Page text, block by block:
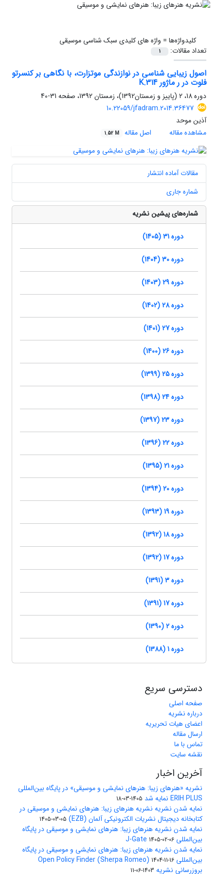
کلیدواژه‌ها = واژه های کلیدی سبک شناسی موسیقى
تعداد مقالات:
1
اصول زیبایی ‌شناسی در نوازندگی موتزارت، با نگاهی بر کنسرتو
فلوت در ر ماژور K.314
دوره 18، 2 (پاییز و زمستان1392)، زمستان 1392، صفحه
31-40
10.22059/jfadram.2014.36477
آذین موحد
مشاهده مقاله
اصل مقاله 1.52 M
مقالات آماده انتشار
شماره جاری
شماره‌های پیشین نشریه
دوره 31 (1405)
دوره 30 (1404)
دوره 29 (1403)
دوره 28 (1402)
دوره 27 (1401)
دوره 26 (1400)
دوره 25 (1399)
دوره 24 (1398)
دوره 23 (1397)
دوره 22 (1396)
دوره 21 (1395)
دوره 20 (1394)
دوره 19 (1393)
دوره 18 (1392)
دوره 17 (1392)
دوره 3 (1391)
دوره 17 (1391)
دوره 2 (1390)
دوره 1 (1388)
دسترسی سریع
صفحه اصلی
درباره نشریه
اعضای هیات تحریریه
ارسال مقاله
تماس با ما
نقشه سایت
آخرین اخبار
نشریه «هنرهای زیبا: هنرهای نمایشی و موسیقی» در پایگاه بین‌المللی
ERIH PLUS نمایه شد
1405-03-18
نمایه شدن نشریه نشریه هنرهای زیبا: هنرهای نمایشی و موسیقی در
کتابخانه دیجیتال نشریات الکترونیکی آلمان (EZB)
1405-03-05
نمایه شدن نشریه هنرهای زیبا: هنرهای نمایشی و موسیقی در پایگاه
بین‌المللی J-Gate 1405-02-06
نمایه شدن نشریه هنرهای زیبا: هنرهای نمایشی و موسیقی در پایگاه
بین‌المللی Open Policy Finder (Sherpa Romeo) 1404-11-16
بروزرسانی نشریه 1403-06-11